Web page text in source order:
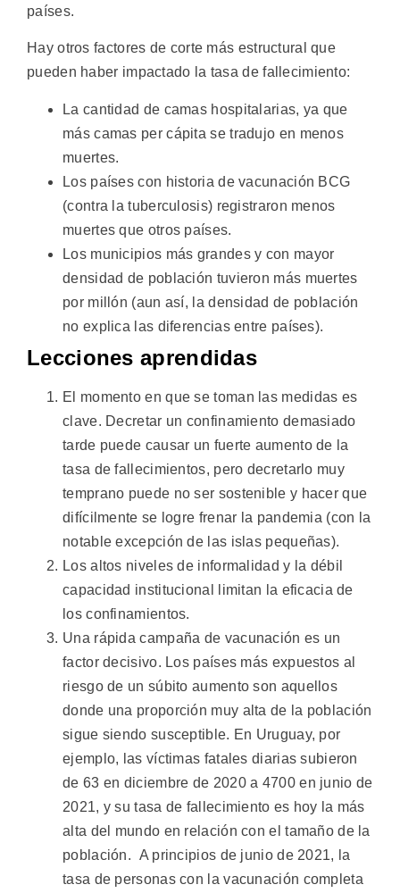
países.
Hay otros factores de corte más estructural que
pueden haber impactado la tasa de fallecimiento:
La cantidad de camas hospitalarias, ya que
más camas per cápita se tradujo en menos
muertes.
Los países con historia de vacunación BCG
(contra la tuberculosis) registraron menos
muertes que otros países.
Los municipios más grandes y con mayor
densidad de población tuvieron más muertes
por millón (aun así, la densidad de población
no explica las diferencias entre países).
Lecciones aprendidas
El momento en que se toman las medidas es
clave. Decretar un confinamiento demasiado
tarde puede causar un fuerte aumento de la
tasa de fallecimientos, pero decretarlo muy
temprano puede no ser sostenible y hacer que
difícilmente se logre frenar la pandemia (con la
notable excepción de las islas pequeñas).
Los altos niveles de informalidad y la débil
capacidad institucional limitan la eficacia de
los confinamientos.
Una rápida campaña de vacunación es un
factor decisivo. Los países más expuestos al
riesgo de un súbito aumento son aquellos
donde una proporción muy alta de la población
sigue siendo susceptible. En Uruguay, por
ejemplo, las víctimas fatales diarias subieron
de 63 en diciembre de 2020 a 4700 en junio de
2021, y su tasa de fallecimiento es hoy la más
alta del mundo en relación con el tamaño de la
población. A principios de junio de 2021, la
tasa de personas con la vacunación completa